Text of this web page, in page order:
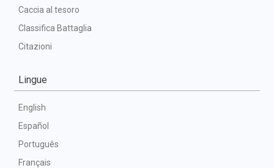
Caccia al tesoro
Classifica Battaglia
Citazioni
Lingue
English
Español
Português
Français